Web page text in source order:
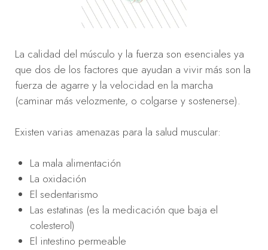
La calidad del músculo y la fuerza son esenciales ya
que dos de los factores que ayudan a vivir más son la
fuerza de agarre y la velocidad en la marcha
(caminar más velozmente, o colgarse y sostenerse).
Existen varias amenazas para la salud muscular:
La mala alimentación
La oxidación
El sedentarismo
Las estatinas (es la medicación que baja el
colesterol)
El intestino permeable